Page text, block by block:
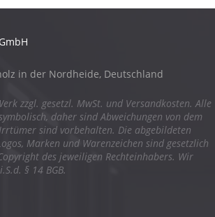
in der Nordheide, Deutschland
zzgl. gesetzl. MwSt. und Versandkosten. Alle
daher sind Abweichungen von dem
sind vorbehalten. Die abgebildeten
Marken und Warenzeichen sind gesetzlich
des jeweiligen Rechteinhabers. Wir
§ 14 BGB.